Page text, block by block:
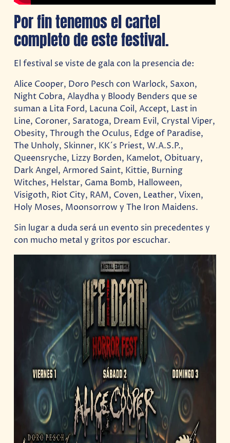
Por fin tenemos el cartel
completo de este festival.
El festival se viste de gala con la presencia de:
Alice Cooper, Doro Pesch con Warlock, Saxon,
Night Cobra, Alaydha y Bloody Benders que se
suman a Lita Ford, Lacuna Coil, Accept, Last in
Line, Coroner, Saratoga, Dream Evil, Crystal Viper,
Obesity, Through the Oculus, Edge of Paradise,
The Unholy, Skinner, KK´s Priest, W.A.S.P.,
Queensryche, Lizzy Borden, Kamelot, Obituary,
Dark Angel, Armored Saint, Kittie, Burning
Witches, Helstar, Gama Bomb, Halloween,
Visigoth, Riot City, RAM, Coven, Leather, Vixen,
Holy Moses, Moonsorrow y The Iron Maidens.
Sin lugar a duda será un evento sin precedentes y
con mucho metal y gritos por escuchar.